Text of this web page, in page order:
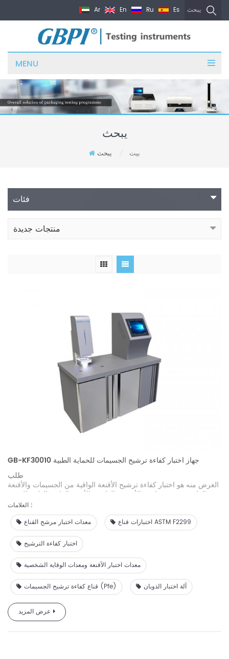
يبحث Ar En Ru Es
MENU
يبحث
بيت يبحث
فئات
منتجات جديدة
GB-KF30010 جهاز اختبار كفاءة ترشيح الجسيمات للحماية الطبية
طلب
الغرض منه هو اختبار كفاءة ترشيح الأقنعة الواقية من الجسيمات والأقنعة
الطبية وتحديد مقاومة الأقمشة العادية والأقنعة الواقية الطبية للتدفق
العلامات :
معدات اختبار مرشح القناع
اختبارات قناع ASTM F2299
اختبار كفاءة الترشيح
معدات اختبار الأقنعة ومعدات الوقاية الشخصية
قناع كفاءة ترشيح الجسيمات (pfe) آلة اختبار الذوبان
عرض المزيد